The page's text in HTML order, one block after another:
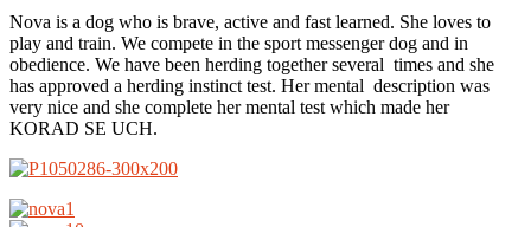
Nova is a dog who is brave, active and fast learned. She loves to
play and train. We compete in the sport messenger dog and in
obedience. We have been herding together several times and she
has approved a herding instinct test. Her mental description was
very nice and she complete her mental test which made her
KORAD SE UCH.